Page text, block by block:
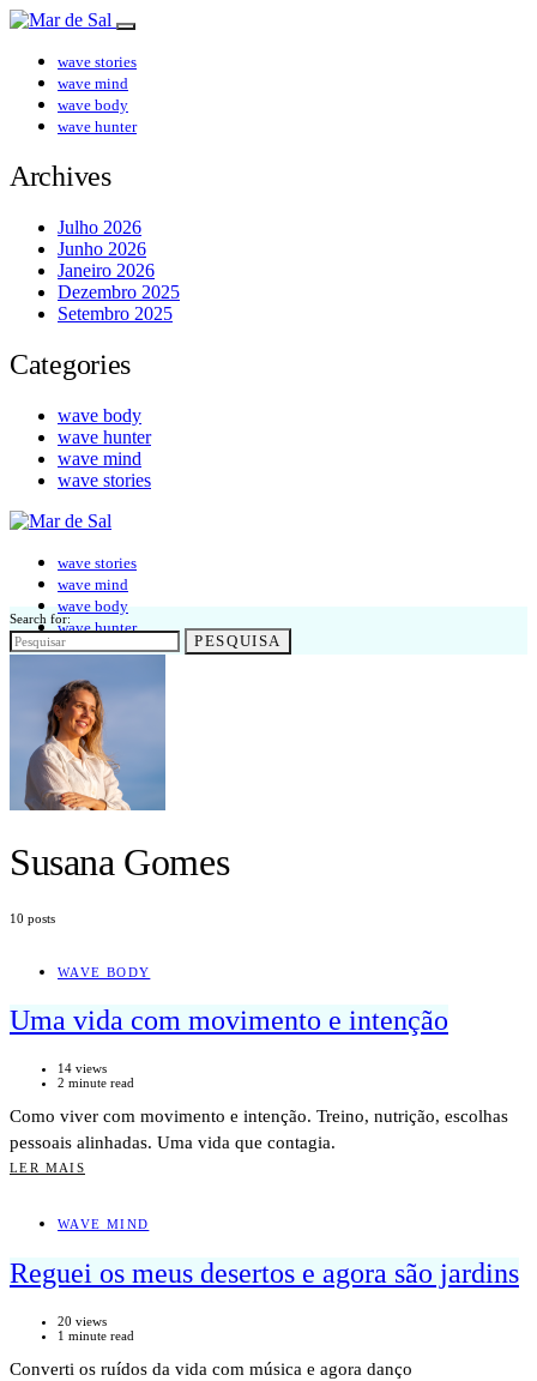
wave stories
wave mind
wave body
wave hunter
Archives
Julho 2026
Junho 2026
Janeiro 2026
Dezembro 2025
Setembro 2025
Categories
wave body
wave hunter
wave mind
wave stories
wave stories
wave mind
wave body
wave hunter
Search for:
PESQUISA
Susana Gomes
10 posts
WAVE BODY
Uma vida com movimento e intenção
14 views
2 minute read
Como viver com movimento e intenção. Treino, nutrição, escolhas
pessoais alinhadas. Uma vida que contagia.
LER MAIS
WAVE MIND
Reguei os meus desertos e agora são jardins
20 views
1 minute read
Converti os ruídos da vida com música e agora danço